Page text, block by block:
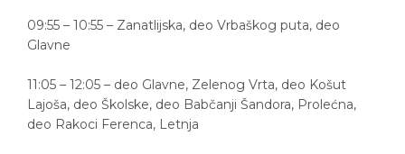
09:55 – 10:55 – Zanatlijska, deo Vrbaškog puta, deo
Glavne
11:05 – 12:05 – deo Glavne, Zelenog Vrta, deo Košut
Lajoša, deo Školske, deo Babčanji Šandora, Prolećna,
deo Rakoci Ferenca, Letnja